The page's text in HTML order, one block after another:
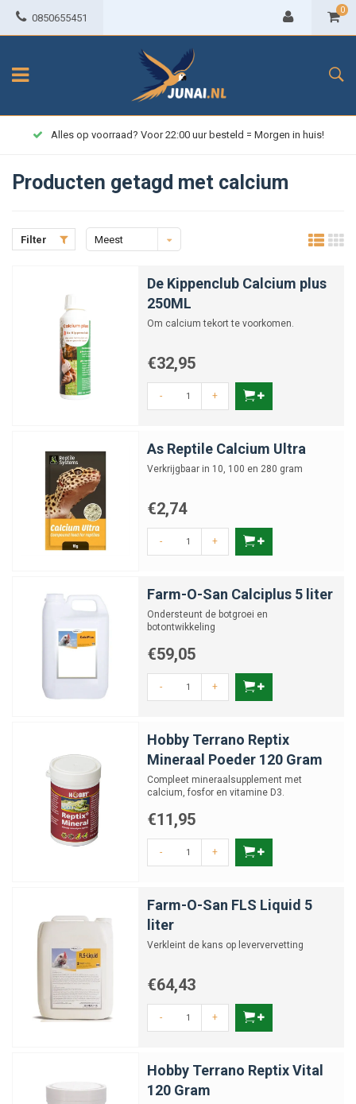
0850655451
0
Alles op voorraad? Voor 22:00 uur besteld = Morgen in huis!
Producten getagd met calcium
Filter
Meest
De Kippenclub Calcium plus
250ML
Om calcium tekort te voorkomen.
€32,95
- +
As Reptile Calcium Ultra
Verkrijgbaar in 10, 100 en 280 gram
€2,74
- +
Farm-O-San Calciplus 5 liter
Ondersteunt de botgroei en
botontwikkeling
€59,05
- +
Hobby Terrano Reptix
Mineraal Poeder 120 Gram
Compleet mineraalsupplement met
calcium, fosfor en vitamine D3.
€11,95
- +
Farm-O-San FLS Liquid 5
liter
Verkleint de kans op leververvetting
€64,43
- +
Hobby Terrano Reptix Vital
120 Gram